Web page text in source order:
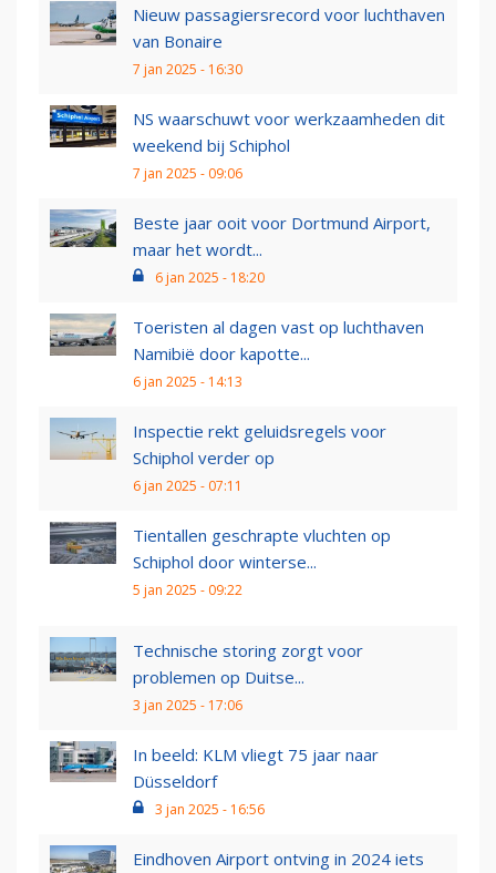
Nieuw passagiersrecord voor luchthaven
van Bonaire
7 jan 2025 - 16:30
NS waarschuwt voor werkzaamheden dit
weekend bij Schiphol
7 jan 2025 - 09:06
Beste jaar ooit voor Dortmund Airport,
maar het wordt...
6 jan 2025 - 18:20
Toeristen al dagen vast op luchthaven
Namibië door kapotte...
6 jan 2025 - 14:13
Inspectie rekt geluidsregels voor
Schiphol verder op
6 jan 2025 - 07:11
Tientallen geschrapte vluchten op
Schiphol door winterse...
5 jan 2025 - 09:22
Technische storing zorgt voor
problemen op Duitse...
3 jan 2025 - 17:06
In beeld: KLM vliegt 75 jaar naar
Düsseldorf
3 jan 2025 - 16:56
Eindhoven Airport ontving in 2024 iets